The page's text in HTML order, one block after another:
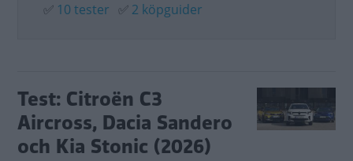
✅ 10 tester ✅ 2 köpguider
Test: Citroën C3
Aircross, Dacia Sandero
och Kia Stonic (2026)